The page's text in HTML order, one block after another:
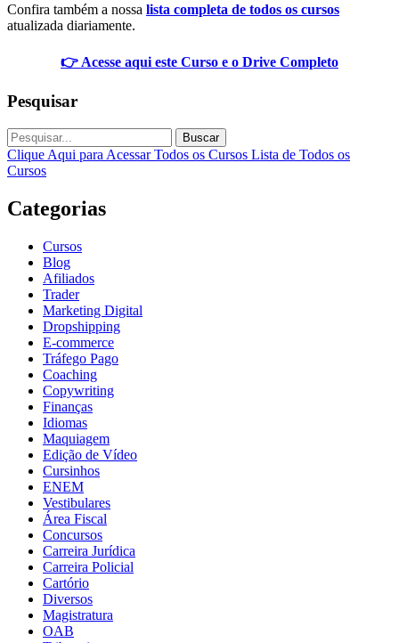
Confira também a nossa lista completa de todos os cursos
atualizada diariamente.
👉 Acesse aqui este Curso e o Drive Completo
Pesquisar
Buscar
Clique Aqui para Acessar Todos os Cursos Lista de Todos os
Cursos
Categorias
Cursos
Blog
Afiliados
Trader
Marketing Digital
Dropshipping
E-commerce
Tráfego Pago
Coaching
Copywriting
Finanças
Idiomas
Maquiagem
Edição de Vídeo
Cursinhos
ENEM
Vestibulares
Área Fiscal
Concursos
Carreira Jurídica
Carreira Policial
Cartório
Diversos
Magistratura
OAB